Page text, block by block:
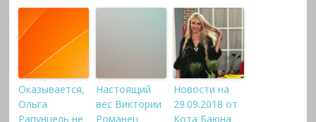
Оказывается,
Ольга
Рапунцель не
Настоящий
вес Виктории
Романец
Новости на
29.09.2018 от
Кота Баюна